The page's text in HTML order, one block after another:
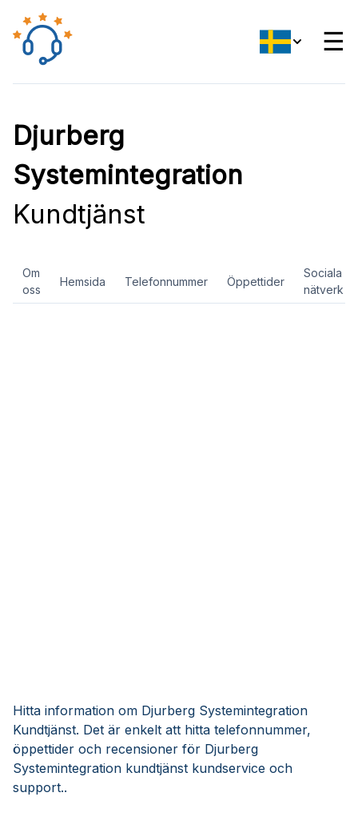
☰
Djurberg
Systemintegration
Kundtjänst
Om
oss
Hemsida Telefonnummer Öppettider
Sociala
nätverk
Hitta information om Djurberg Systemintegration
Kundtjänst. Det är enkelt att hitta telefonnummer,
öppettider och recensioner för Djurberg
Systemintegration kundtjänst kundservice och
support..